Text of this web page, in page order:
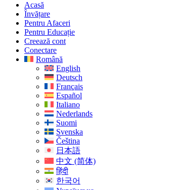
Acasă
Învățare
Pentru Afaceri
Pentru Educație
Creează cont
Conectare
Română
English
Deutsch
Français
Español
Italiano
Nederlands
Suomi
Svenska
Čeština
日本語
中文 (简体)
हिंदी
한국어